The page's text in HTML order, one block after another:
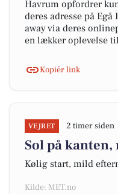
Havrum opfordrer
deres adresse på
away via deres
en lækker oplevelse
Kopiér link
VEJRET 2 timer siden
Sol på
Kølig start, mild
Kilde: MET.no